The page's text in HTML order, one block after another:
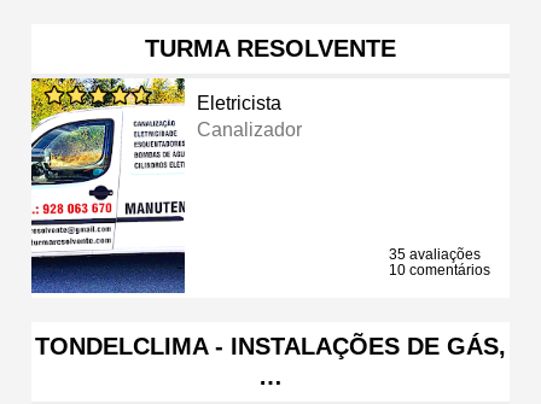
TURMA RESOLVENTE
Eletricista
Canalizador
35 avaliações
10 comentários
TONDELCLIMA - INSTALAÇÕES DE GÁS,
…